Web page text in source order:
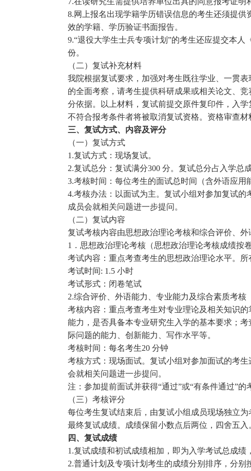
8.网上报名出现学籍学历错误信息的考生还须提
效的学籍、学历验证书面报告。
9.“退役大学生士兵专项计划”的考生还应提交本
份。
（二）复试补充材料
我院根据复试要求，加强对考生既往学业、一贯
的全面考察，请考生提供科研成果或相关论文、
分依据。以上材料，复试前提交原件复印件，入学
不符合报考条件者将被取消复试资格。资格审查
三、复试方式、内容及评分
（一）复试方式
1.复试方式：现场复试。
2.复试总分：复试满分300 分。复试总分占入学总成
3.考核时间：每位考生的面试总时间（含外语应用
4.考核办法：以面试为主。复试小组对参加复试
成员会就相关问题进一步提问。
（二）复试内容
复试考核内容由思想政治理论考核和综合评价、
1．思想政治理论考核（思想政治理论考核成绩按
考试内容：重点考查考生的思想政治理论水平。
考试时间: 1.5 小时
考试形式：闭卷笔试
2.综合评价、外语能力、专业能力及综合素质考核
考核内容：重点考查考生对专业理论及相关知识
能力，是否具备本专业研究生入学的基本要求；
际问题的能力、创新能力、写作水平等。
考核时间：每名考生20 分钟
考核方式：现场面试。复试小组对参加面试的考
会就相关问题进一步提问。
注：参加提前面试并获得“通过”或“有条件通过”的
（三）考核评分
每位考生复试结束后，由复试小组成员现场独立
最终复试成绩。成绩保留小数点后两位，四舍五入
四、复试成绩
1.复试成绩和初试成绩相加，即为入学考试总成绩
2.普通计划及专项计划考生的成绩分别排序，分